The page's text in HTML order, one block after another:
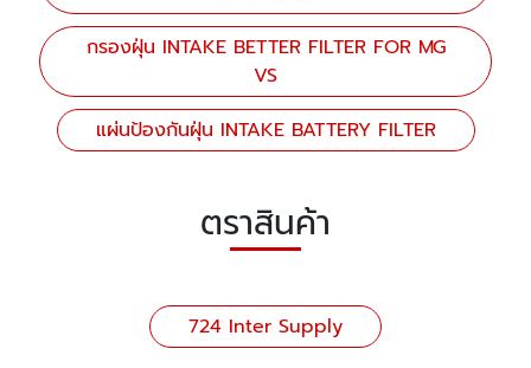
กรองฝุ่น INTAKE BETTER FILTER FOR MG
VS
แผ่นป้องกันฝุ่น INTAKE BATTERY FILTER
ตราสินค้า
724 Inter Supply